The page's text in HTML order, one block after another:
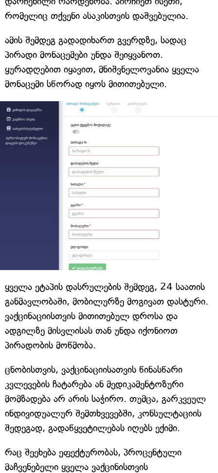
რომელიც თქვენი ასაკისთვის დაშვებულია.
ამის შემდეგ გადადიხართ გვერდზე, სადაც
პირადი მონაცემები უნდა შეიყვანოთ.
ყურადღებით იყავით, მნიშვნელოვანია ყველა
მონაცემი სწორად იყოს მითითებული.
ყველა ეტაპის დასრულების შემდეგ, 24 საათის
განმავლობაში, მობილურზე მოგივათ დასტური.
ვაქცინაციისთვის მითითებულ დროსა და
ადგილზე მისვლისას თან უნდა იქონიოთ
პირადობის მოწმობა.
ცნობისთვის, ვაქცინაციისათვის წინასწარი
კვლევების ჩატარება ან მედიკამენტოზური
მომზადება არ არის საჭირო. თუმცა, გარკვეულ
ინდივიდუალურ შემთხვევებში, კონსულტაციის
შედეგად, გადაწყვეტილებას იღებს ექიმი.
რაც შეეხება ეფექტურობას, პროცენტული
მაჩვენებელი ყველა ვაქცინისთვის